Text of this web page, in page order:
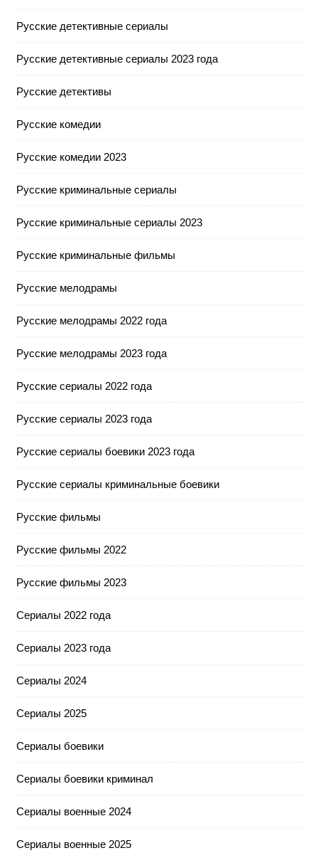
Русские детективные сериалы
Русские детективные сериалы 2023 года
Русские детективы
Русские комедии
Русские комедии 2023
Русские криминальные сериалы
Русские криминальные сериалы 2023
Русские криминальные фильмы
Русские мелодрамы
Русские мелодрамы 2022 года
Русские мелодрамы 2023 года
Русские сериалы 2022 года
Русские сериалы 2023 года
Русские сериалы боевики 2023 года
Русские сериалы криминальные боевики
Русские фильмы
Русские фильмы 2022
Русские фильмы 2023
Сериалы 2022 года
Сериалы 2023 года
Сериалы 2024
Сериалы 2025
Сериалы боевики
Сериалы боевики криминал
Сериалы военные 2024
Сериалы военные 2025